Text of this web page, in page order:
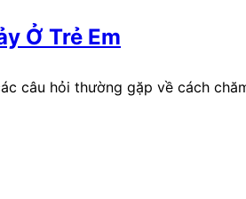
Ở Trẻ Em
câu hỏi thường gặp về cách